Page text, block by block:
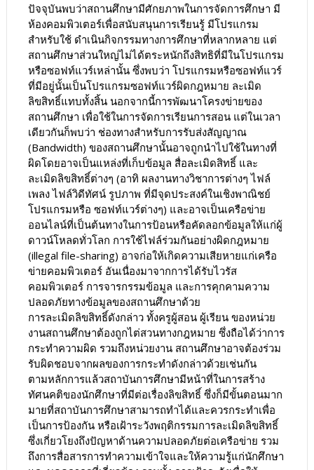
ปัจจุบันพบว่าสถานศึกษามีศักยภาพในการจัดการศึกษา มี
ห้องคอมพิวเตอร์เพื่อสนับสนุนการเรียนรู้ มีโปรแกรม
สำหรับใช้ ดำเนินกิจกรรมทางการศึกษาที่หลากหลาย แต่
สถานศึกษาส่วนใหญ่ไม่ได้ตระหนักถึงสิทธิที่มีในโปรแกรม
หรือซอฟท์แวร์เหล่านั้น ซึ่งพบว่า โปรแกรมหรือซอฟท์แวร์
ที่มีอยู่นั้นเป็นโปรแกรมซอฟท์แวร์ผิดกฎหมาย ละเมิด
ลิขสิทธิ์แทบทั้งสิ้น นอกจากนี้การพัฒนาโครงข่ายของ
สถานศึกษา เพื่อใช้ในการจัดการเรียนการสอน แต่ในเวลา
เดียวกันก็พบว่า ช่องทางสำหรับการรับส่งสัญญาณ
(Bandwidth) ของสถานศึกษานั้นอาจถูกนำไปใช้ในทางที่
ผิดโดยอาจเป็นแหล่งที่เก็บข้อมูล สื่อละเมิดสิทธิ์ และ
ละเมิดลิขสิทธิ์ต่างๆ (อาทิ ผลงานทางวิชาการต่างๆ ไฟล์
เพลง ไฟล์วิดีทัศน์ รูปภาพ ที่มีจุดประสงค์ในเชิงพาณิชย์
โปรแกรมหรือ ซอฟท์แวร์ต่างๆ) และอาจเป็นเครือข่าย
ออนไลน์ที่เป็นต้นทางในการป้อนหรือคัดลอกข้อมูลให้แก่ผู้
ดาวน์โหลดทั่วโลก การใช้ไฟล์ร่วมกันอย่างผิดกฎหมาย
(illegal file-sharing) อาจก่อให้เกิดความเสียหายแก่เครือ
ข่ายคอมพิวเตอร์ อันเนื่องมาจากการได้รับไวรัส
คอมพิวเตอร์ การจารกรรมข้อมูล และการคุกคามความ
ปลอดภัยทางข้อมูลของสถานศึกษาด้วย
การละเมิดลิขสิทธิ์ดังกล่าว ทั้งครูผู้สอน ผู้เรียน ของหน่วย
งานสถานศึกษาต้องถูกไต่สวนทางกฎหมาย ซึ่งถือได้ว่าการ
กระทำความผิด รวมถึงหน่วยงาน สถานศึกษาอาจต้องร่วม
รับผิดชอบจากผลของการกระทำดังกล่าวด้วยเช่นกัน
ตามหลักการแล้วสถาบันการศึกษามีหน้าที่ในการสร้าง
ทัศนคติของนักศึกษาที่มีต่อเรื่องลิขสิทธิ์ ซึ่งก็มีขั้นตอนมาก
มายที่สถาบันการศึกษาสามารถทำได้และควรกระทำเพื่อ
เป็นการป้องกัน หรือเฝ้าระวังพฤติกรรมการละเมิดลิขสิทธิ์
ซึ่งเกี่ยวโยงถึงปัญหาด้านความปลอดภัยต่อเครือข่าย รวม
ถึงการสื่อสารการทำความเข้าใจและให้ความรู้แก่นักศึกษา